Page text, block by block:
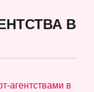
В
агентствами в